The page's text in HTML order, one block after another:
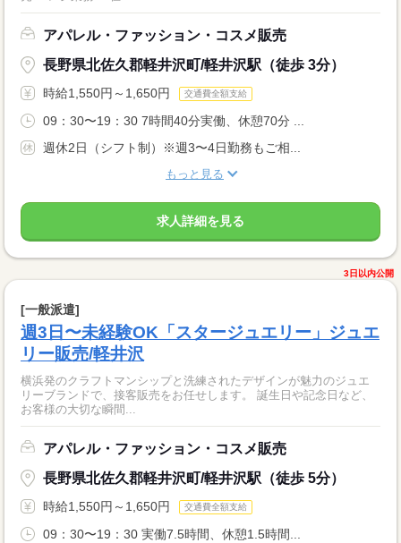
アパレル・ファッション・コスメ販売
長野県北佐久郡軽井沢町/軽井沢駅（徒歩 3分）
時給1,550円～1,650円 交通費全額支給
09：30〜19：30 7時間40分実働、休憩70分 ...
週休2日（シフト制）※週3〜4日勤務もご相...
もっと見る
求人詳細を見る
3日以内公開
[一般派遣]
週3日〜未経験OK「スタージュエリー」ジュエ
リー販売/軽井沢
横浜発のクラフトマンシップと洗練されたデザインが魅力のジュエ
リーブランドで、接客販売をお任せします。 誕生日や記念日など、
お客様の大切な瞬間...
アパレル・ファッション・コスメ販売
長野県北佐久郡軽井沢町/軽井沢駅（徒歩 5分）
時給1,550円～1,650円 交通費全額支給
09：30〜19：30 実働7.5時間、休憩1.5時間...